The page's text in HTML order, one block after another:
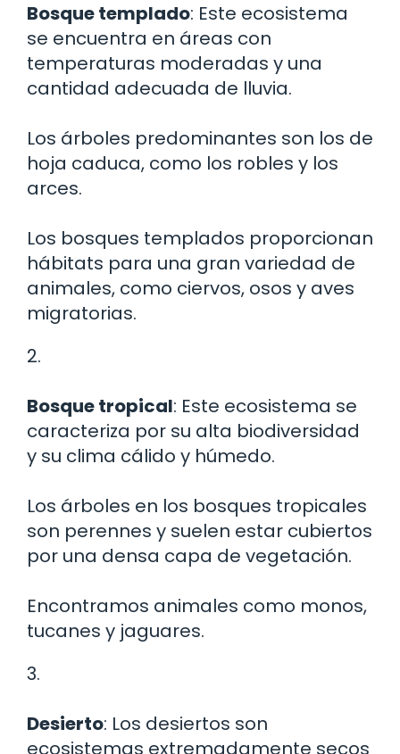
Bosque templado: Este ecosistema
se encuentra en áreas con
temperaturas moderadas y una
cantidad adecuada de lluvia.
Los árboles predominantes son los de
hoja caduca, como los robles y los
arces.
Los bosques templados proporcionan
hábitats para una gran variedad de
animales, como ciervos, osos y aves
migratorias.
2.
Bosque tropical: Este ecosistema se
caracteriza por su alta biodiversidad
y su clima cálido y húmedo.
Los árboles en los bosques tropicales
son perennes y suelen estar cubiertos
por una densa capa de vegetación.
Encontramos animales como monos,
tucanes y jaguares.
3.
Desierto: Los desiertos son
ecosistemas extremadamente secos